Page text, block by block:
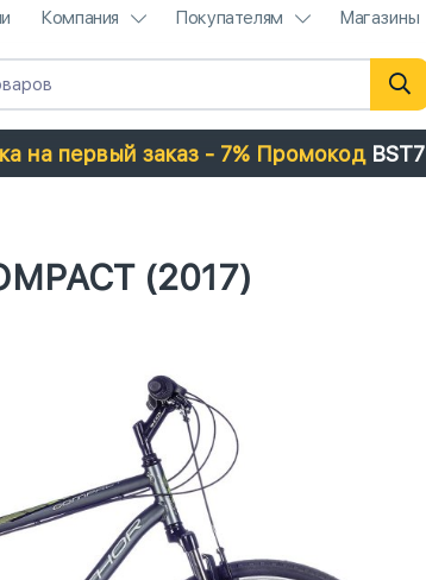
Компания Покупателям Магазины
на первый заказ - 7% Промокод BST7
(2017)